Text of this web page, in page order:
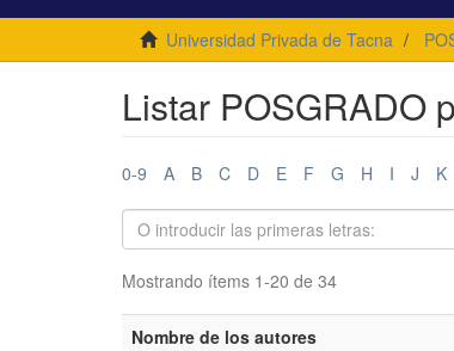
Universidad Privada de Tacna
Listar POSGRADO
0-9 A B C D E F G H I J K
Mostrando ítems 1-20 de 34
Nombre de los autores